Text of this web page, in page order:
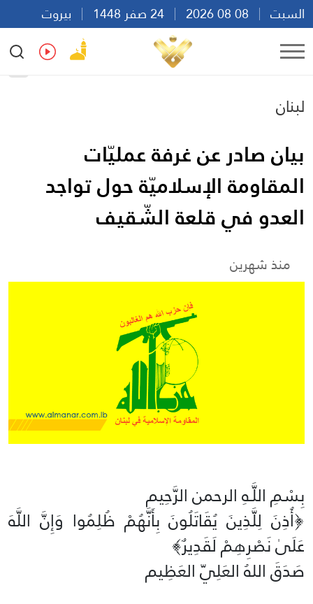
السبت
بيروت
09:28
Ar
لبنان
بيان صادر عن غرفة عمليّات
المقاومة الإسلاميّة حول تواجد
العدو في قلعة الشّقيف
منذ شهرين
بِسْمِ اللَّـهِ الرحمن الرَّحِيم
‏﴿أُذِنَ لِلَّذِينَ يُقَاتَلُونَ بِأَنَّهُمْ ظُلِمُوا وَإِنَّ اللَّهَ
عَلَىٰ نَصْرِهِمْ لَقَدِيرٌ﴾‏
صَدَقَ اللهُ العَلِيّ العَظِيم